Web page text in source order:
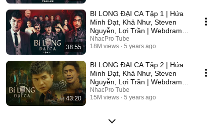
38:55
BI LONG ĐẠI CA Tập 1 | Hứa
Minh Đạt, Khả Như, Steven
Nguyễn, Lợi Trần | Webdrama
Yang Hồ 2021
NhacPro Tube
18M views
5 years ago
43:20
BI LONG ĐẠI CA Tập 2 | Hứa
Minh Đạt, Khả Như, Steven
Nguyễn, Lợi Trần | Webdrama
Yang Hồ 2021
NhacPro Tube
15M views
5 years ago